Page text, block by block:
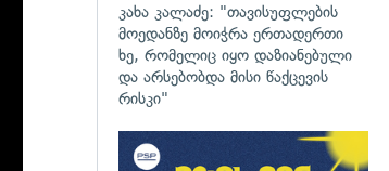
კახა კალაძე: "თავისუფლების
მოედანზე მოიჭრა ერთადერთი
ხე, რომელიც იყო დაზიანებული
და არსებობდა მისი წაქცევის
რისკი"